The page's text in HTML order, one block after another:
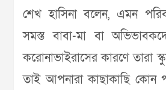
শেখ হাসিনা বলেন, এমন
সমস্ত বাবা-মা বা
করোনাভাইরাসের কারণে তারা
তাই আপনারা কাছাকাছি কোন